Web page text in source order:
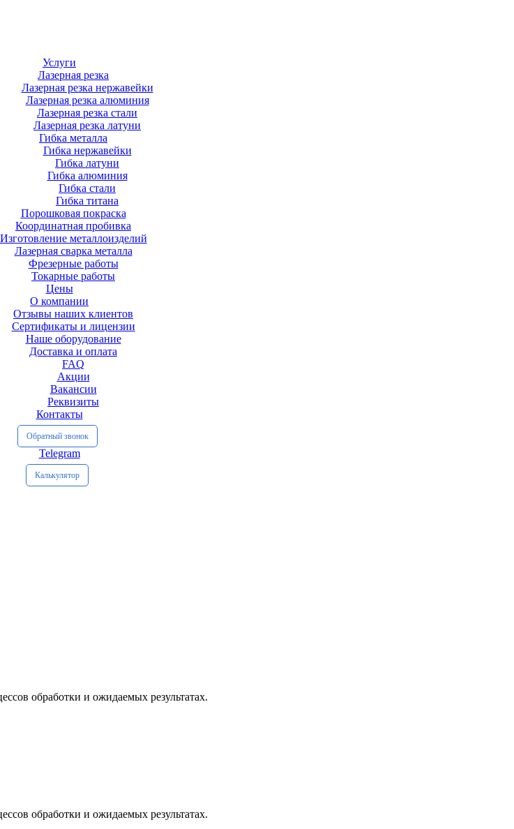
Услуги
Лазерная резка
Лазерная резка нержавейки
Лазерная резка алюминия
Лазерная резка стали
Лазерная резка латуни
Гибка металла
Гибка нержавейки
Гибка латуни
Гибка алюминия
Гибка стали
Гибка титана
Порошковая покраска
Координатная пробивка
Изготовление металлоизделий
Лазерная сварка металла
Фрезерные работы
Токарные работы
Цены
О компании
Отзывы наших клиентов
Сертификаты и лицензии
Наше оборудование
Доставка и оплата
FAQ
Акции
Вакансии
Реквизиты
Контакты
Обратный звонок
Telegram
Калькулятор
обработки и ожидаемых результатах.
обработки и ожидаемых результатах.